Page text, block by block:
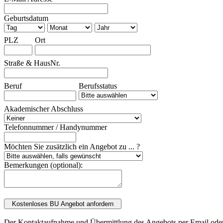
Geburtsdatum
PLZ Ort
Straße & HausNr.
Beruf Berufsstatus
Akademischer Abschluss
Telefonnummer / Handynummer
Möchten Sie zusätzlich ein Angebot zu ... ?
Bemerkungen (optional):